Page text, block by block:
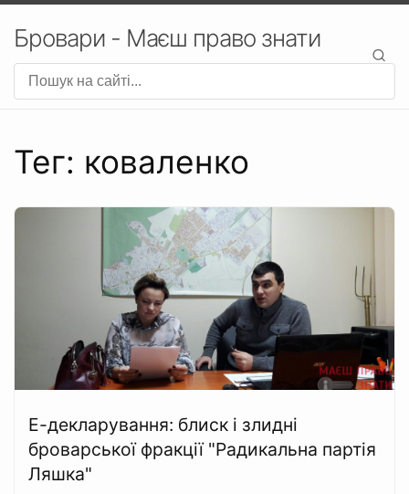
Бровари - Маєш право знати
Тег: коваленко
Е-декларування: блиск і злидні
броварської фракції "Радикальна партія
Ляшка"